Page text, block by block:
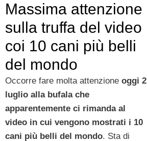
Massima attenzione
sulla truffa del video
coi 10 cani più belli
del mondo
Occorre fare molta attenzione oggi 2
luglio alla bufala che
apparentemente ci rimanda al
video in cui vengono mostrati i 10
cani più belli del mondo. Sta di